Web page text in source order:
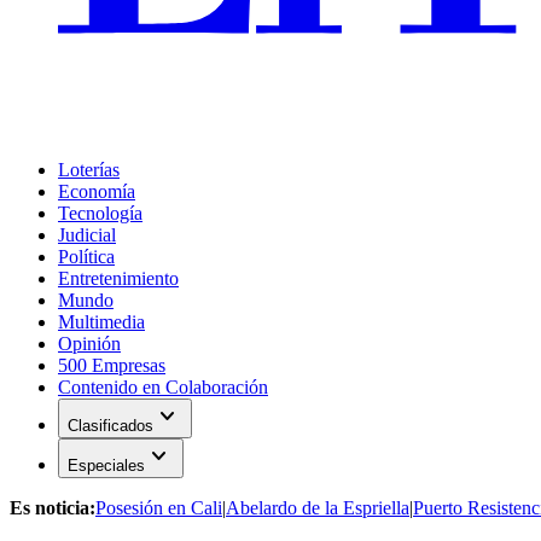
Loterías
Economía
Tecnología
Judicial
Política
Entretenimiento
Mundo
Multimedia
Opinión
500 Empresas
Contenido en Colaboración
Clasificados expand_more
Especiales expand_more
Es noticia:Posesión en Cali|Abelardo de la Espriella|Puerto